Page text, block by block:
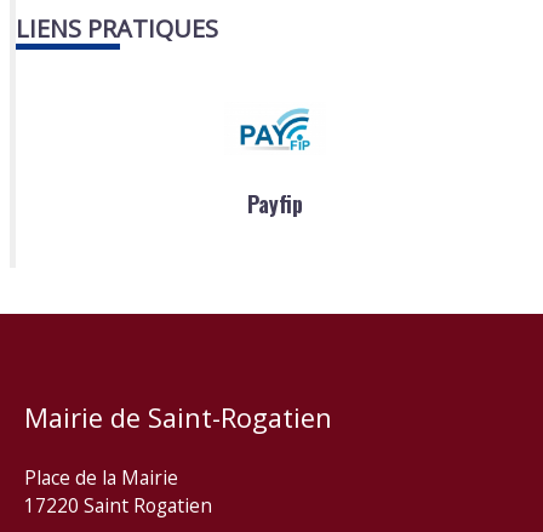
LIENS PRATIQUES
Payfip
Mairie de Saint-Rogatien
Place de la Mairie
17220 Saint Rogatien